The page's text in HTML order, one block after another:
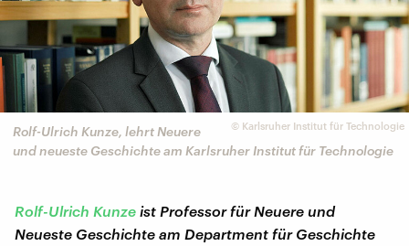
© Karlsruher Institut für Technologie
Rolf-Ulrich Kunze, lehrt Neuere
und neueste Geschichte am Karlsruher Institut für Technologie
Rolf-Ulrich Kunze ist Professor für Neuere und
Neueste Geschichte am Department für Geschichte